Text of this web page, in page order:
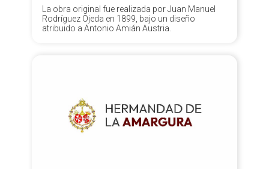
La obra original fue realizada por Juan Manuel
Rodríguez Ojeda en 1899, bajo un diseño
atribuido a Antonio Amián Austria.